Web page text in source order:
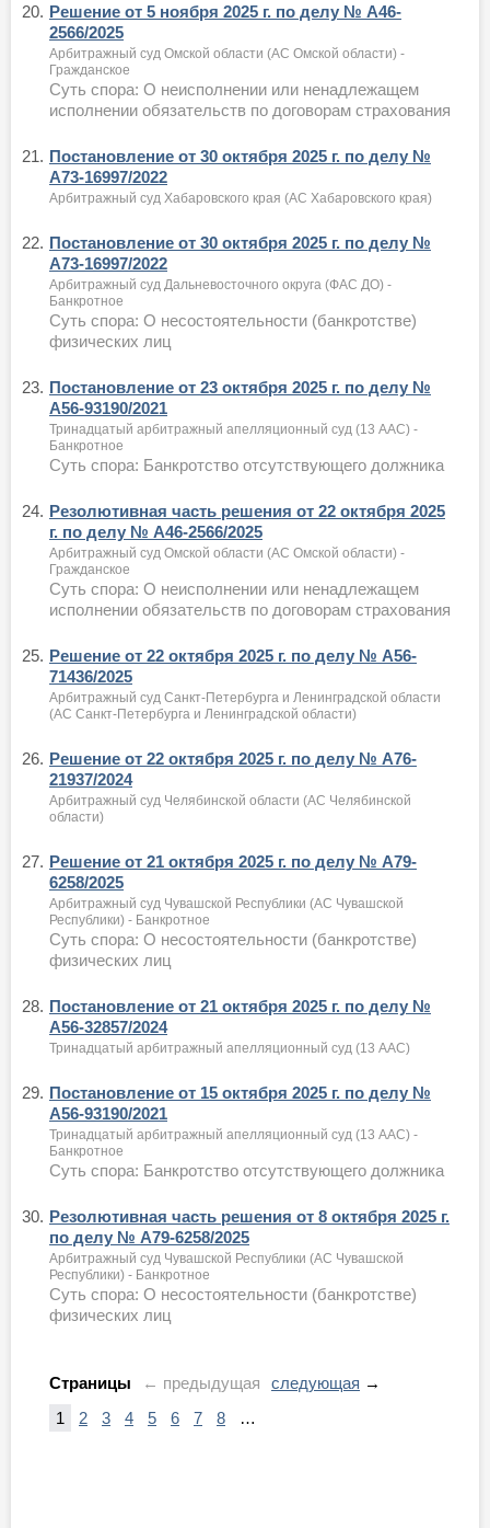
20. Решение от 5 ноября 2025 г. по делу № А46-
2566/2025
Арбитражный суд Омской области (АС Омской области) -
Гражданское
Суть спора: О неисполнении или ненадлежащем
исполнении обязательств по договорам страхования
21. Постановление от 30 октября 2025 г. по делу №
А73-16997/2022
Арбитражный суд Хабаровского края (АС Хабаровского края)
22. Постановление от 30 октября 2025 г. по делу №
А73-16997/2022
Арбитражный суд Дальневосточного округа (ФАС ДО) -
Банкротное
Суть спора: О несостоятельности (банкротстве)
физических лиц
23. Постановление от 23 октября 2025 г. по делу №
А56-93190/2021
Тринадцатый арбитражный апелляционный суд (13 ААС) -
Банкротное
Суть спора: Банкротство отсутствующего должника
24. Резолютивная часть решения от 22 октября 2025
г. по делу № А46-2566/2025
Арбитражный суд Омской области (АС Омской области) -
Гражданское
Суть спора: О неисполнении или ненадлежащем
исполнении обязательств по договорам страхования
25. Решение от 22 октября 2025 г. по делу № А56-
71436/2025
Арбитражный суд Санкт-Петербурга и Ленинградской области
(АС Санкт-Петербурга и Ленинградской области)
26. Решение от 22 октября 2025 г. по делу № А76-
21937/2024
Арбитражный суд Челябинской области (АС Челябинской
области)
27. Решение от 21 октября 2025 г. по делу № А79-
6258/2025
Арбитражный суд Чувашской Республики (АС Чувашской
Республики) - Банкротное
Суть спора: О несостоятельности (банкротстве)
физических лиц
28. Постановление от 21 октября 2025 г. по делу №
А56-32857/2024
Тринадцатый арбитражный апелляционный суд (13 ААС)
29. Постановление от 15 октября 2025 г. по делу №
А56-93190/2021
Тринадцатый арбитражный апелляционный суд (13 ААС) -
Банкротное
Суть спора: Банкротство отсутствующего должника
30. Резолютивная часть решения от 8 октября 2025 г.
по делу № А79-6258/2025
Арбитражный суд Чувашской Республики (АС Чувашской
Республики) - Банкротное
Суть спора: О несостоятельности (банкротстве)
физических лиц
Страницы ← предыдущая следующая →
1
2 3 4 5 6 7 8 …